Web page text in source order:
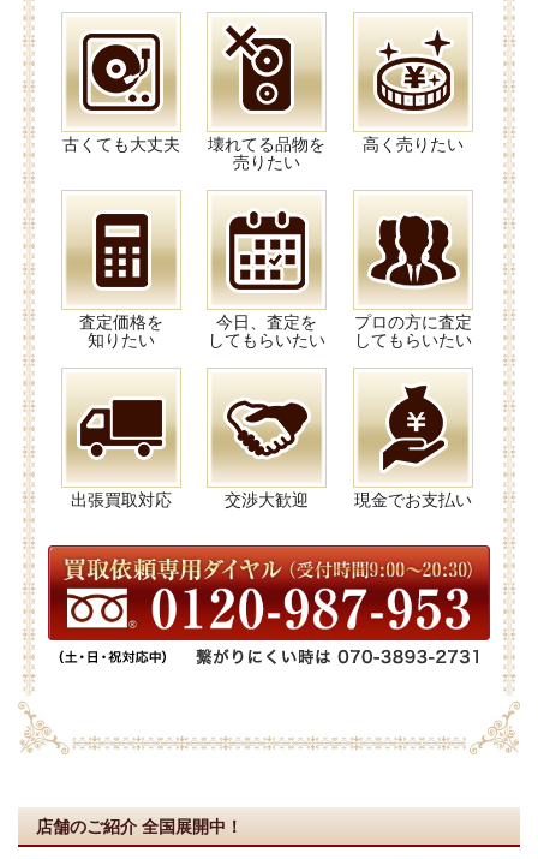
古くても大丈夫
壊れてる品物を
売りたい
高く売りたい
査定価格を
知りたい
今日、査定を
してもらいたい
プロの方に査定
してもらいたい
出張買取対応 交渉大歓迎 現金でお支払い
店舗のご紹介 全国展開中！